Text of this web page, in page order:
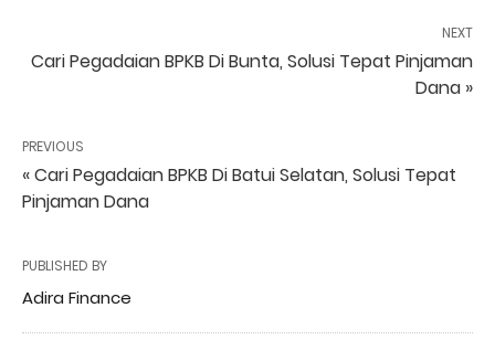
NEXT
Cari Pegadaian BPKB Di Bunta, Solusi Tepat Pinjaman
Dana »
PREVIOUS
« Cari Pegadaian BPKB Di Batui Selatan, Solusi Tepat
Pinjaman Dana
PUBLISHED BY
Adira Finance